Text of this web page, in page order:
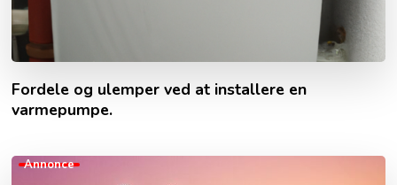
Fordele og ulemper ved at installere en
varmepumpe.
Annonce